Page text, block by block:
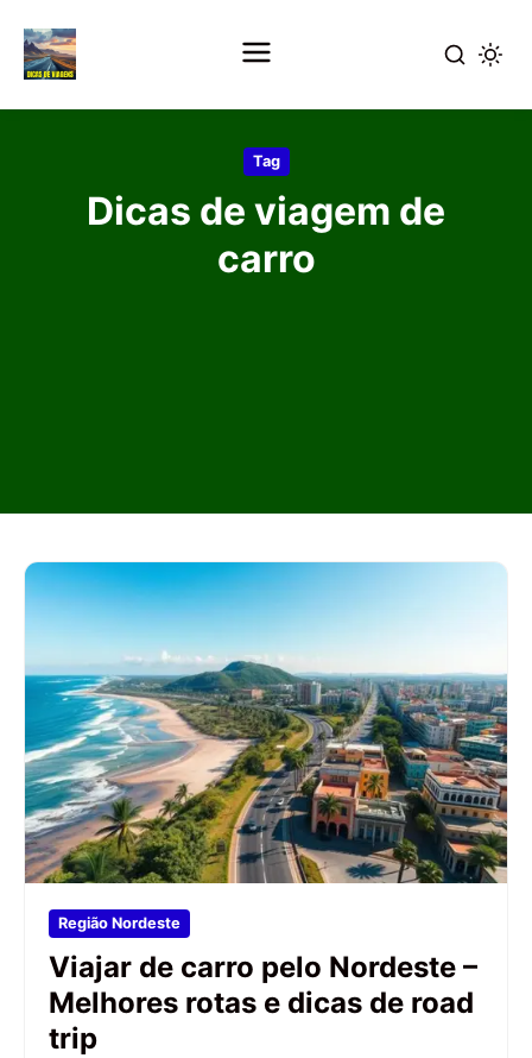
Tag
Dicas de viagem de
carro
Região Nordeste
Viajar de carro pelo Nordeste –
Melhores rotas e dicas de road
trip